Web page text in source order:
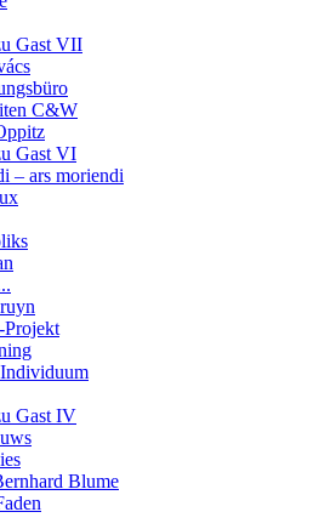
Gast VII
C&W
Gast VI
– ars moriendi
Projekt
Gast IV
Blume